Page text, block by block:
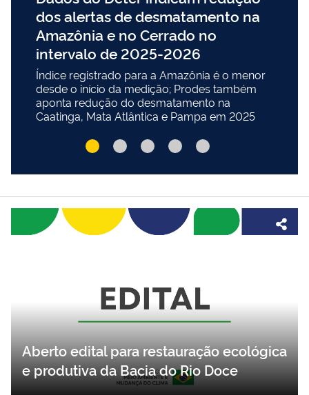
dos alertas de desmatamento na
Amazônia e no Cerrado no
intervalo de 2025-2026
Índice registrado para a Amazônia é o menor
desde o início da medição; Prodes também
aponta redução do desmatamento na
Caatinga, Mata Atlântica e Pampa em 2025
Aberto edital para restauração ecológica
e produtiva da Bacia do Rio Doce